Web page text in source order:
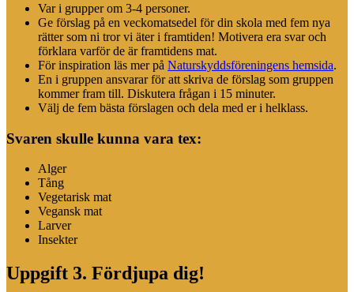
Var i grupper om 3-4 personer.
Ge förslag på en veckomatsedel för din skola med fem nya
rätter som ni tror vi äter i framtiden! Motivera era svar och
förklara varför de är framtidens mat.
För inspiration läs mer på Naturskyddsföreningens hemsida.
En i gruppen ansvarar för att skriva de förslag som gruppen
kommer fram till. Diskutera frågan i 15 minuter.
Välj de fem bästa förslagen och dela med er i helklass.
Svaren skulle kunna vara tex:
Alger
Tång
Vegetarisk mat
Vegansk mat
Larver
Insekter
Uppgift 3. Fördjupa dig!